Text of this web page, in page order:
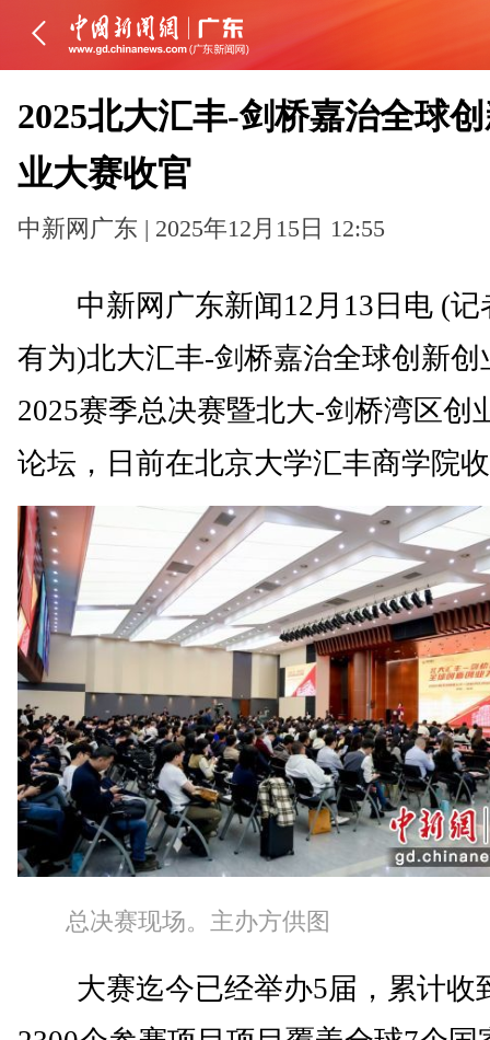
2025北大汇丰-剑桥嘉治全球
业大赛收官
中新网广东 | 2025年12月15日 12:55
中新网广东新闻12月13日电 (记
有为)北大汇丰-剑桥嘉治全球创新创
2025赛季总决赛暨北大-剑桥湾区创
论坛，日前在北京大学汇丰商学院
总决赛现场。主办方供图
大赛迄今已经举办5届，累计收